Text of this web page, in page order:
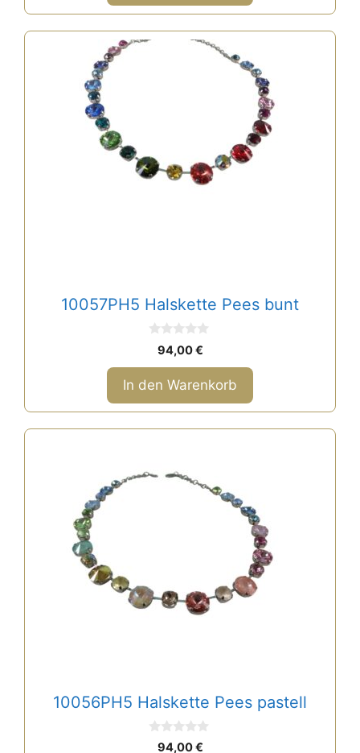
10057PH5 Halskette Pees bunt
o
n
5
94,00€
In den Warenkorb
10056PH5 Halskette Pees pastell
94,00€